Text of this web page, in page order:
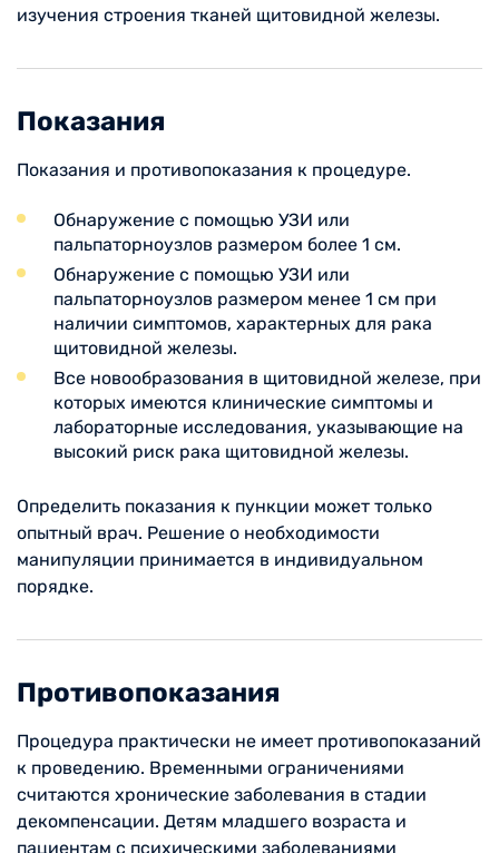
изучения строения тканей щитовидной железы.
Показания
Показания и противопоказания к процедуре.
Обнаружение с помощью УЗИ или
пальпаторноузлов размером более 1 см.
Обнаружение с помощью УЗИ или
пальпаторноузлов размером менее 1 см при
наличии симптомов, характерных для рака
щитовидной железы.
Все новообразования в щитовидной железе, при
которых имеются клинические симптомы и
лабораторные исследования, указывающие на
высокий риск рака щитовидной железы.
Определить показания к пункции может только
опытный врач. Решение о необходимости
манипуляции принимается в индивидуальном
порядке.
Противопоказания
Процедура практически не имеет противопоказаний
к проведению. Временными ограничениями
считаются хронические заболевания в стадии
декомпенсации. Детям младшего возраста и
пациентам с психическими заболеваниями